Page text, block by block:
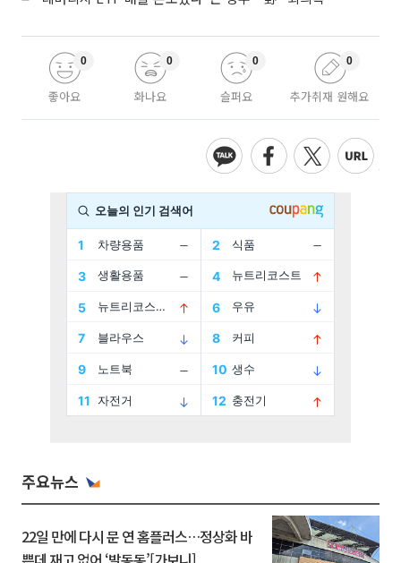
좋아요
0
화나요
0
슬퍼요
0
추가취재 원해요
0
주요뉴스
22일 만에 다시 문 연 홈플러스…정상화 바